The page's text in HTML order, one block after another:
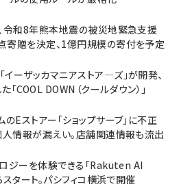
、令和8年熊本地震の被災地緊急支援
寄贈を決定、1億円規模の寄付を予定
ーザッカマニアストア―ズ」が開発、
「COOL DOWN（クールダウン）」
Eストアー「ショップサーブ」に不正
情報が漏えい。店舗関連情報も流出
ジーを体験できる「Rakuten AI
タート。パシフィコ横浜で開催